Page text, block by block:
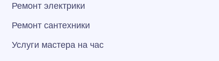
Ремонт электрики
Ремонт сантехники
Услуги мастера на час